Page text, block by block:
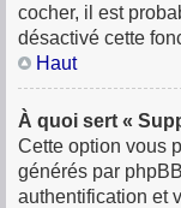
cocher, il est
désactivé cette
Haut
À quoi sert «
Cette option vous
générés par
authentification et